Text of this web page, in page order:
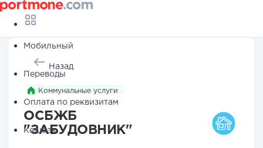
Мобильный
Переводы
Оплата по реквизитам
Кешбэк
Назад
Коммунальные услуги
ОСБЖБ
"ЗАБУДОВНИК"